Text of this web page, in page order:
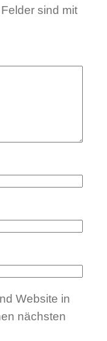
sind mit
Website in
nächsten